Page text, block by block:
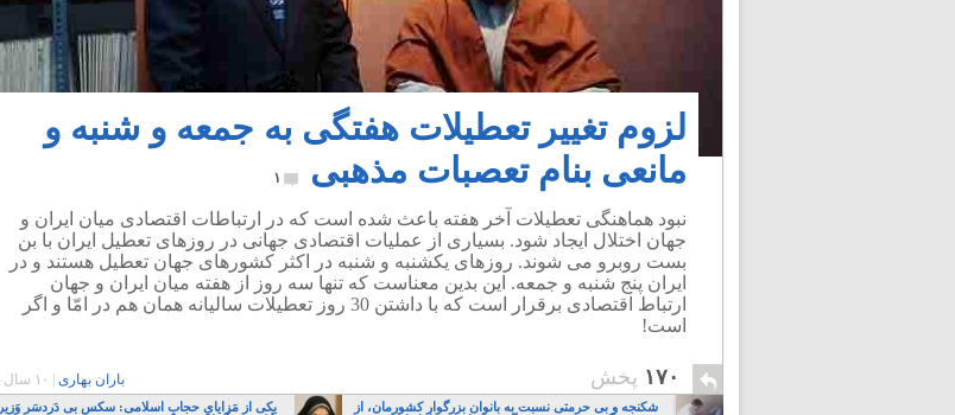
لزوم تغییر تعطیلات هفتگی به جمعه و شنبه و
مانعی بنام تعصبات مذهبی
۱
نبود هماهنگی تعطیلات آخر هفته باعث شده است که در ارتباطات اقتصادی میان ایران و
جهان اختلال ایجاد شود. بسیاری از عملیات اقتصادی جهانی در روزهای تعطیل ایران با بن
بست روبرو می شوند. روزهای یکشنبه و شنبه در اکثر کشورهای جهان تعطیل هستند و در
ایران پنج شنبه و جمعه. این بدین معناست که تنها سه روز از هفته میان ایران و جهان
ارتباط اقتصادی برقرار است که با داشتن 30 روز تعطیلات سالیانه همان هم در امّا و اگر
است!
۱۷۰ پخش باران بهاری ۱۰ سال پیش
شکنجه و بی حرمتی نسبت به بانوان بزرگوار کشورمان، از
یکی از مَزایایِ حجابِ اسلامی: سکسِ بی دَردسَرِ وَزیر